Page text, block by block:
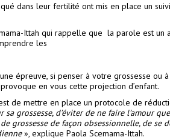
dans leur fertilité ont mis en place un
Ittah qui rappelle que la parole est un
les
épreuve, si penser à votre grossesse
en vous cette projection d’enfant.
de mettre en place un protocole de
grossesse, d’éviter de ne faire l’amour
grossesse de façon obsessionnelle, de
», explique Paola Scemama-Ittah.